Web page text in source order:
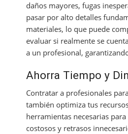
daños mayores, fugas
pasar por alto detalles
materiales, lo que puede
evaluar si realmente se
a un profesional,
Ahorra Tiempo y
Contratar a profesionales
también optimiza tus
herramientas necesarias
costosos y retrasos